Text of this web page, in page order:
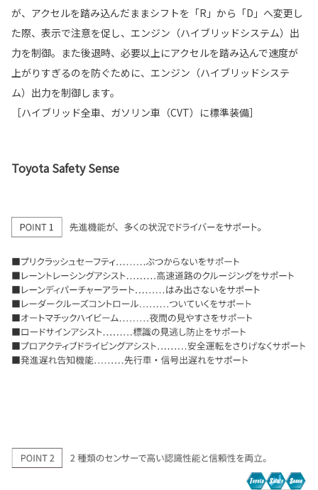
が、アクセルを踏み込んだままシフトを「R」から「D」へ変更し
た際、表示で注意を促し、エンジン（ハイブリッドシステム）出
力を制御。また後退時、必要以上にアクセルを踏み込んで速度が
上がりすぎるのを防ぐために、エンジン（ハイブリッドシステ
ム）出力を制御します。
［ハイブリッド全車、ガソリン車（CVT）に標準装備］
Toyota Safety Sense